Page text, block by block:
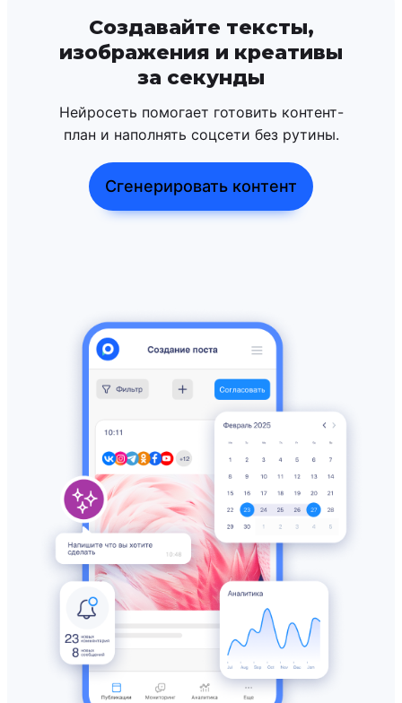
Создавайте тексты,
изображения и креативы
за секунды
Нейросеть помогает готовить контент-
план и наполнять соцсети без рутины.
Сгенерировать контент